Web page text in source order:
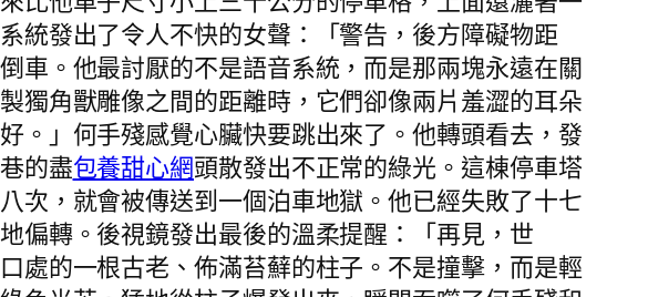
統發出了令人不快的女聲：「警告，後方障礙物距
車。他最討厭的不是語音系統，而是那兩塊永遠在關
獨角獸雕像之間的距離時，它們卻像兩片羞澀的耳朵
。」何手殘感覺心臟快要跳出來了。他轉頭看去，發
的盡包養甜心網頭散發出不正常的綠光。這棟停車塔
次，就會被傳送到一個泊車地獄。他已經失敗了十七
偏轉。後視鏡發出最後的溫柔提醒：「再見，世
處的一根古老、佈滿苔蘚的柱子。不是撞擊，而是輕